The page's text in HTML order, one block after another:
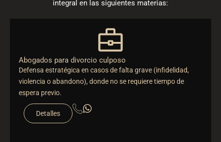
integral en las siguientes materias:
Abogados para divorcio culposo
Defensa estratégica en casos de falta grave (infidelidad,
violencia o abandono), donde no se requiere tiempo de
espera previo.
Detalles